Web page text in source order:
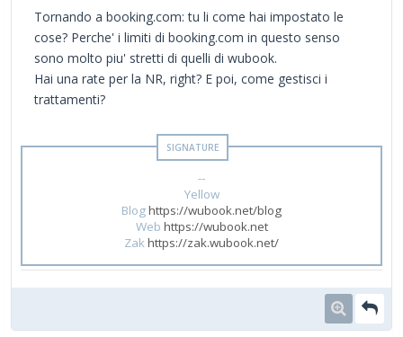
Tornando a booking.com: tu li come hai impostato le
cose? Perche' i limiti di booking.com in questo senso
sono molto piu' stretti di quelli di wubook.
Hai una rate per la NR, right? E poi, come gestisci i
trattamenti?
--
Yellow
Bloghttps://wubook.net/blog
Web https://wubook.net
Zakhttps://zak.wubook.net/